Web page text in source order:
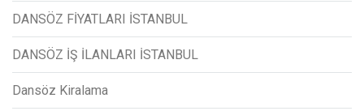
DANSÖZ FİYATLARI İSTANBUL
DANSÖZ İŞ İLANLARI İSTANBUL
Dansöz Kiralama